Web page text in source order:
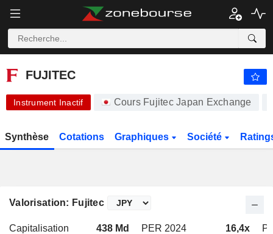
FUJITEC 5 680,00 ¥ -
FUJITEC
Instrument Inactif Cours Fujitec Japan Exchange
Synthèse Cotations Graphiques Société
Valorisation: Fujitec
Capitalisation 438 Md PER 2024 16,4x